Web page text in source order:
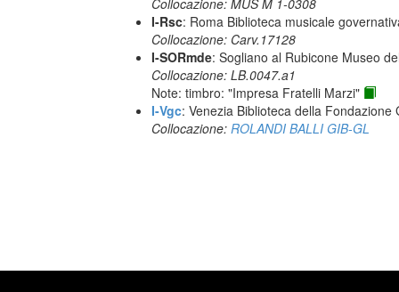
Collocazione: MUS M 1-0308
I-Rsc: Roma Biblioteca musicale
Collocazione: Carv.17128
I-SORmde: Sogliano al Rubicone Museo
Collocazione: LB.0047.a1
Note: timbro: "Impresa Fratelli Marzi"
I-Vgc: Venezia Biblioteca della Fondazione
Collocazione: ROLANDI BALLI GIB-GL